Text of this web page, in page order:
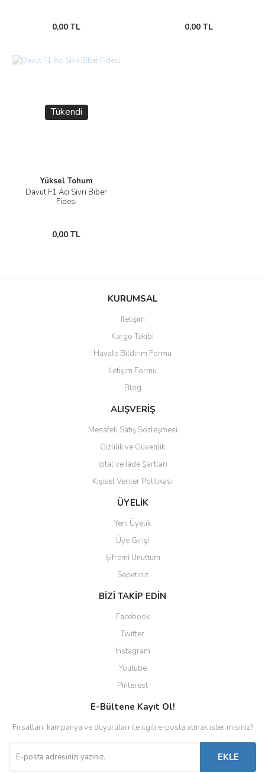
0,00 TL 0,00 TL
Tükendi
Yüksel Tohum
Davut F1 Acı Sivri Biber
Fidesi
0,00 TL
KURUMSAL
İletişim
Kargo Takibi
Havale Bildirim Formu
İletişim Formu
Blog
ALIŞVERİŞ
Mesafeli Satış Sözleşmesi
Gizlilik ve Güvenlik
İptal ve İade Şartları
Kişisel Veriler Politikası
ÜYELİK
Yeni Üyelik
Üye Girişi
Şifremi Unuttum
Sepetiniz
BİZİ TAKİP EDİN
Facebook
Twitter
Instagram
Youtube
Pinterest
E-Bültene Kayıt Ol!
Fırsatları, kampanya ve duyuruları ile ilgili e-posta almak ister misiniz?
EKLE